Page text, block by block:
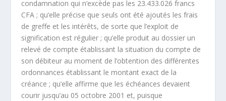
condamnation qui n’excède pas les 23.433.026 francs
CFA ; qu’elle précise que seuls ont été ajoutés les frais
de greffe et les intérêts, de sorte que l’exploit de
signification est régulier ; qu’elle produit au dossier un
relevé de compte établissant la situation du compte de
son débiteur au moment de l’obtention des différentes
ordonnances établissant le montant exact de la
créance ; qu’elle affirme que les échéances devaient
courir jusqu’au 05 octobre 2001 et, puisque